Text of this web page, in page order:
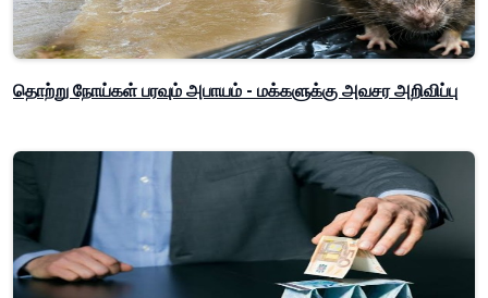
தொற்று நோய்கள் பரவும் அபாயம் - மக்களுக்கு அவசர அறிவிப்பு